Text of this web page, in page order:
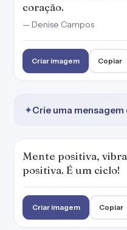
coração.
— Denise Campos
Criar imagem Copiar
✦Crie uma mensagem
Mente positiva,
positiva. É um ciclo!
Criar imagem Copiar